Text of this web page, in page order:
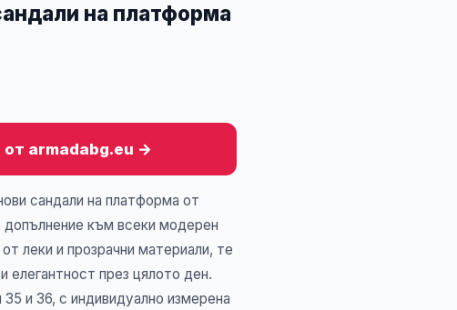
на платформа
от armadabg.eu →
сандали на платформа от
допълнение към всеки модерен
леки и прозрачни материали, те
елегантност през цялото ден.
и 36, с индивидуално измерена